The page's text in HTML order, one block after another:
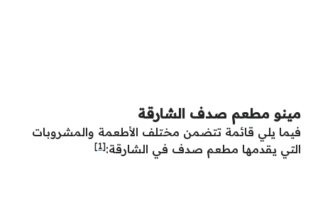
مينو مطعم صدف الشارقة
فيما يلي قائمة تتضمن مختلف الأطعمة والمشروبات
التي يقدمها مطعم صدف في الشارقة:[1]